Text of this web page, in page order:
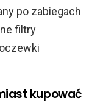
po zabiegach
filtry
kupować